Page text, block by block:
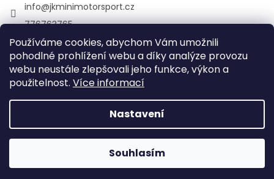
Používáme cookies, abychom Vám umožnili
pohodlné prohlížení webu a díky analýze provozu
webu neustále zlepšovali jeho funkce, výkon a
použitelnost. Více informací
Nastavení
Souhlasím
info@jkminimotorsport.cz
776763765
JK MINI Motorsport
JKMiniMotorsport.cz
Vytvořil Shoptet
Copyright 2026JK MINI Motorsport. Všechna práva
vyhrazena.